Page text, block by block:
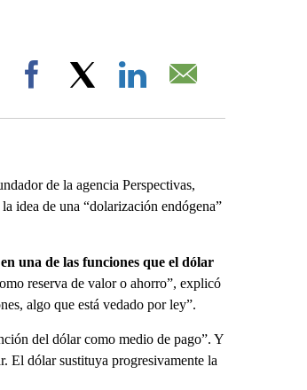
"".
Facebook
de la agencia Perspectivas,
idea de una “dolarización endógena”
una de las funciones que el dólar
reserva de valor o ahorro”, explicó
algo que está vedado por ley”.
del dólar como medio de pago”. Y
El dólar sustituya progresivamente la